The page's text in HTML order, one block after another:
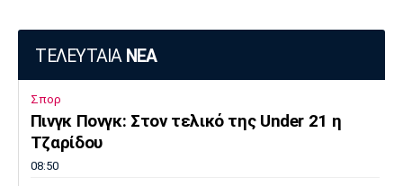
ΤΕΛΕΥΤΑΙΑ ΝΕΑ
Σπορ
Πινγκ Πονγκ: Στον τελικό της Under 21 η
Τζαρίδου
08:50